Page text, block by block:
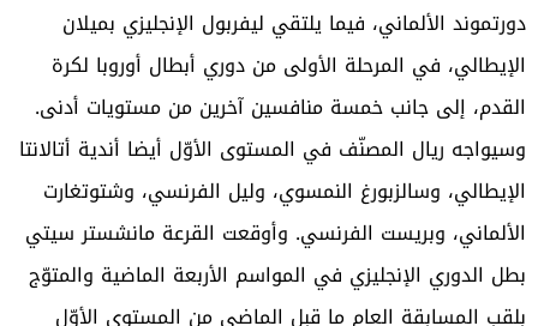
دورتموند الألماني، فيما يلتقي ليفربول الإنجليزي بميلان
الإيطالي، في المرحلة الأولى من دوري أبطال أوروبا لكرة
القدم، إلى جانب خمسة منافسين آخرين من مستويات أدنى.
وسيواجه ريال المصنّف في المستوى الأوّل أيضا أندية أتالانتا
الإيطالي، وسالزبورغ النمسوي، وليل الفرنسي، وشتوتغارت
الألماني، وبريست الفرنسي. وأوقعت القرعة مانشستر سيتي
بطل الدوري الإنجليزي في المواسم الأربعة الماضية والمتوّج
بلقب المسابقة العام ما قبل الماضي من المستوى الأوّل